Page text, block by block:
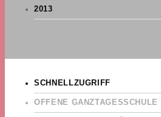
2013
SCHNELLZUGRIFF
OFFENE GANZTAGESSCHULE